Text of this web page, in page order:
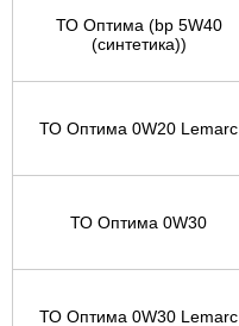
ТО Оптима (bp 5W40
(синтетика))
ТО Оптима 0W20 Lemarc
ТО Оптима 0W30
ТО Оптима 0W30 Lemarc